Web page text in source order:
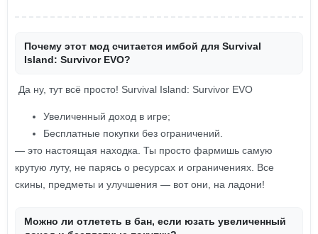
Почему этот мод считается имбой для Survival
Island: Survivor EVO?
Да ну, тут всё просто! Survival Island: Survivor EVO
Увеличенный доход в игре;
Бесплатные покупки без ограничений.
— это настоящая находка. Ты просто фармишь самую
крутую луту, не парясь о ресурсах и ограничениях. Все
скины, предметы и улучшения — вот они, на ладони!
Можно ли отлететь в бан, если юзать увеличенный